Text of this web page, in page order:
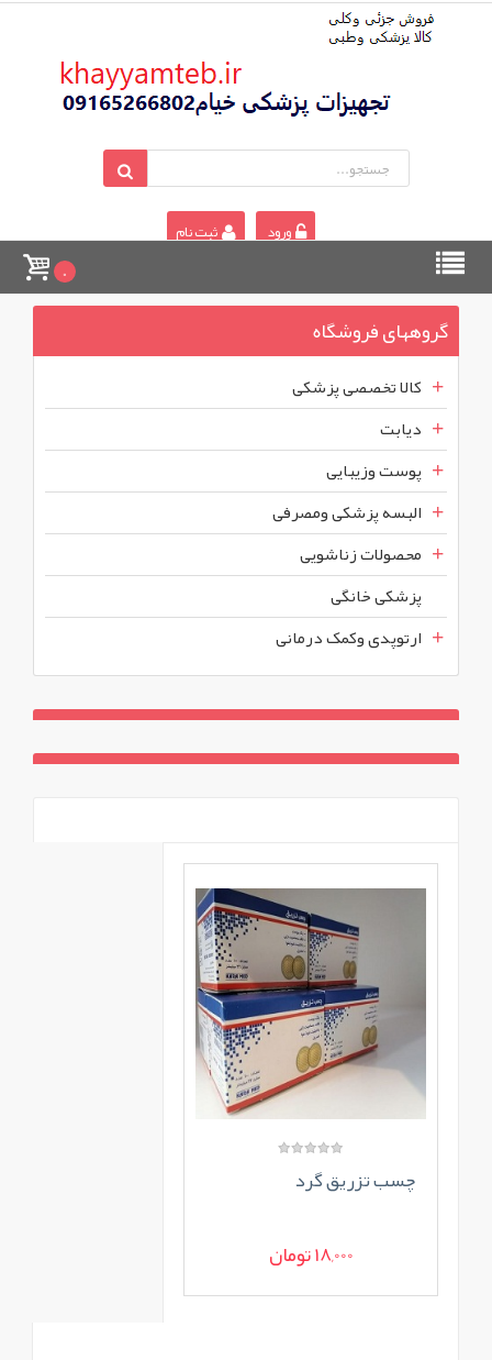
ورود ثبت نام
0
گروههای فروشگاه
کالا تخصصی پزشکی
دیابت
پوست وزیبایی
البسه پزشکی ومصرفی
محصولات زناشویی
پزشکی خانگی
ارتوپدی وکمک درمانی
چسب تزریق گرد
18,000 تومان